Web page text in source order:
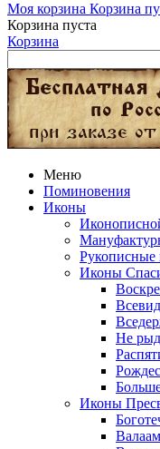
Моя корзина Корзина
Корзина пуста
Корзина
Меню
Поминовения
Иконы
Рукописные
Иконы
Не
Иконы